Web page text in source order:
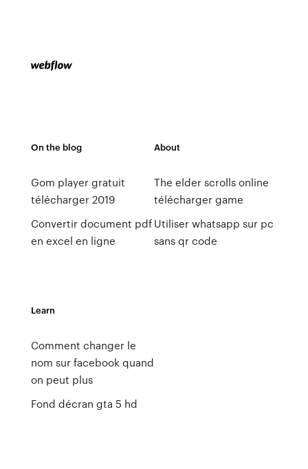
On the blog
Gom player gratuit
télécharger 2019
Convertir document pdf
en excel en ligne
About
The elder scrolls online
télécharger game
Utiliser whatsapp sur pc
sans qr code
Learn
Comment changer le
nom sur facebook quand
on peut plus
Fond décran gta 5 hd